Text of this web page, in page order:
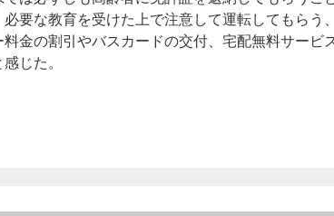
要な教育を受けた上で注意して運転してもら
金の割引やバスカードの交付、宅配無料サー
じた。